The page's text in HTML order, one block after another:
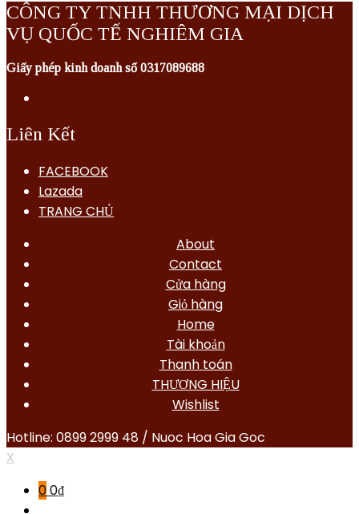
CÔNG TY TNHH THƯƠNG MẠI DỊCH
VỤ QUỐC TẾ NGHIÊM GIA
Giấy phép kinh doanh số 0317089688
Liên Kết
FACEBOOK
Lazada
TRANG CHỦ
About
Contact
Cửa hàng
Giỏ hàng
Home
Tài khoản
Thanh toán
THƯƠNG HIỆU
Wishlist
Hotline: 0899 2999 48 / Nuoc Hoa Gia Goc
X
00₫